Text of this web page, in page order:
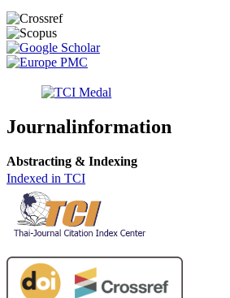
Journalinformation
Abstracting & Indexing
Indexed in TCI